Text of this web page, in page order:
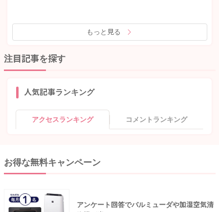
もっと見る
注目記事を探す
人気記事ランキング
アクセスランキング コメントランキング
お得な無料キャンペーン
アンケート回答でバルミューダや加湿空気清